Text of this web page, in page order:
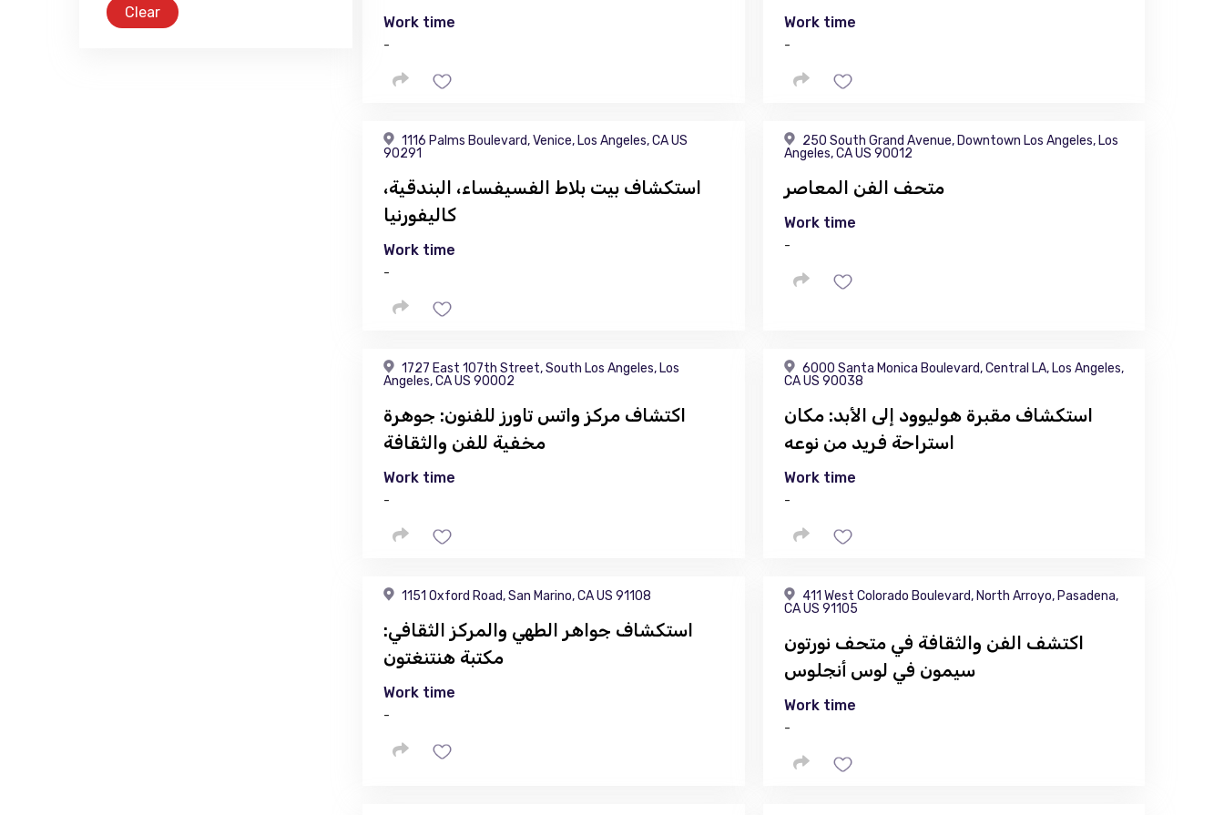
Clear
Work time
-
Work time
-
1116 Palms Boulevard, Venice, Los Angeles, CA US
90291
استكشاف بيت بلاط الفسيفساء، البندقية،
كاليفورنيا
Work time
-
250 South Grand Avenue, Downtown Los Angeles, Los
Angeles, CA US 90012
متحف الفن المعاصر
Work time
-
1727 East 107th Street, South Los Angeles, Los
Angeles, CA US 90002
اكتشاف مركز واتس تاورز للفنون: جوهرة
مخفية للفن والثقافة
Work time
-
6000 Santa Monica Boulevard, Central LA, Los Angeles,
CA US 90038
استكشاف مقبرة هوليوود إلى الأبد: مكان
استراحة فريد من نوعه
Work time
-
1151 Oxford Road, San Marino, CA US 91108
استكشاف جواهر الطهي والمركز الثقافي:
مكتبة هنتنغتون
Work time
-
411 West Colorado Boulevard, North Arroyo, Pasadena,
CA US 91105
اكتشف الفن والثقافة في متحف نورتون
سيمون في لوس أنجلوس
Work time
-